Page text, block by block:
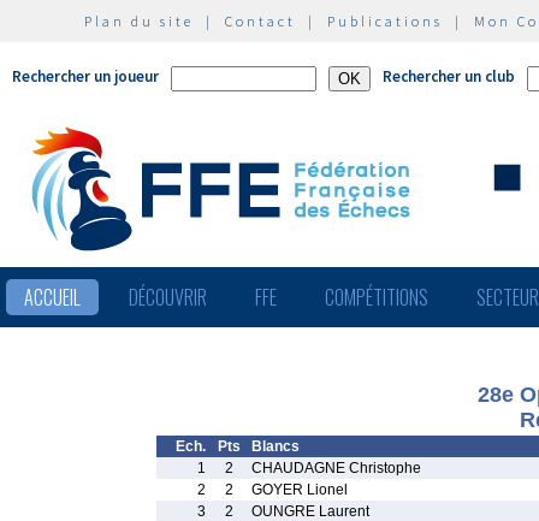
Plan du site | Contact | Publications | Mon
Rechercher un joueur Rechercher un club
ACCUEIL DÉCOUVRIR FFE COMPÉTITIONS
28e
Ech. Pts
Blancs
1
2
CHAUDAGNE Christophe
2
2
GOYER Lionel
3
2
OUNGRE Laurent